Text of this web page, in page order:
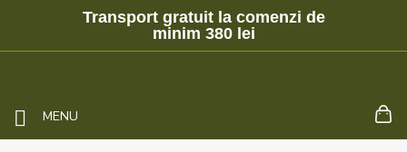
Transport gratuit la comenzi de
minim 380 lei
MENU